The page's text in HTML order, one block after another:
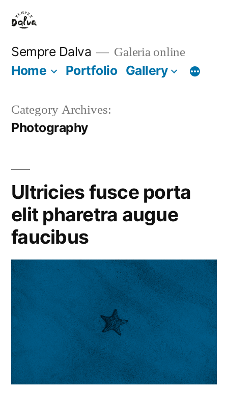
Saltar
para
conteúdo
Sempre Dalva Galeria online
Home Portfolio Gallery
Category Archives:
Photography
Ultricies fusce porta
elit pharetra augue
faucibus